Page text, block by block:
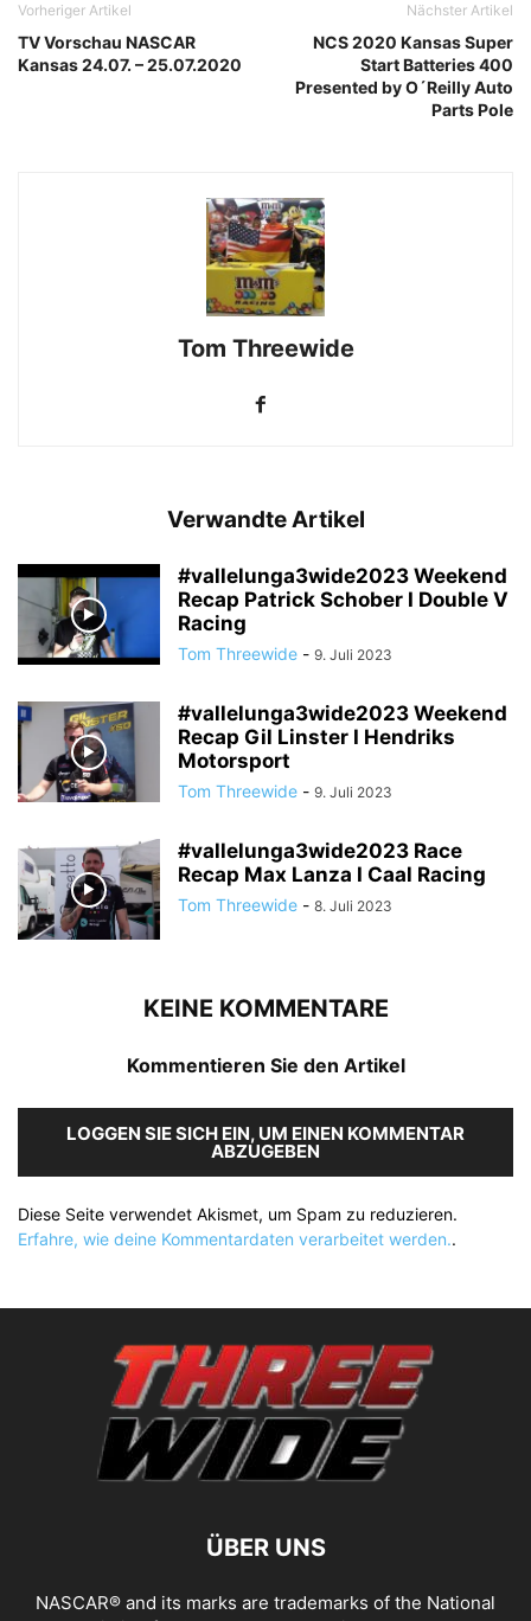
Vorheriger Artikel
TV Vorschau NASCAR
Kansas 24.07. – 25.07.2020
Nächster Artikel
NCS 2020 Kansas Super
Start Batteries 400
Presented by O´Reilly Auto
Parts Pole
Tom Threewide
Verwandte Artikel
#vallelunga3wide2023 Weekend
Recap Patrick Schober I Double V
Racing
Tom Threewide - 9. Juli 2023
#vallelunga3wide2023 Weekend
Recap Gil Linster I Hendriks
Motorsport
Tom Threewide - 9. Juli 2023
#vallelunga3wide2023 Race
Recap Max Lanza I Caal Racing
Tom Threewide - 8. Juli 2023
KEINE KOMMENTARE
Kommentieren Sie den Artikel
LOGGEN SIE SICH EIN, UM EINEN KOMMENTAR
ABZUGEBEN
Diese Seite verwendet Akismet, um Spam zu reduzieren.
Erfahre, wie deine Kommentardaten verarbeitet werden..
ÜBER UNS
NASCAR® and its marks are trademarks of the National